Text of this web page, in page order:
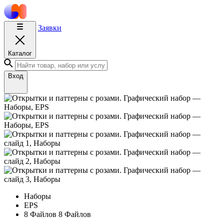
Каталог
Заявки
Вход
Наборы
EPS
8 Файлов 8 Файлов